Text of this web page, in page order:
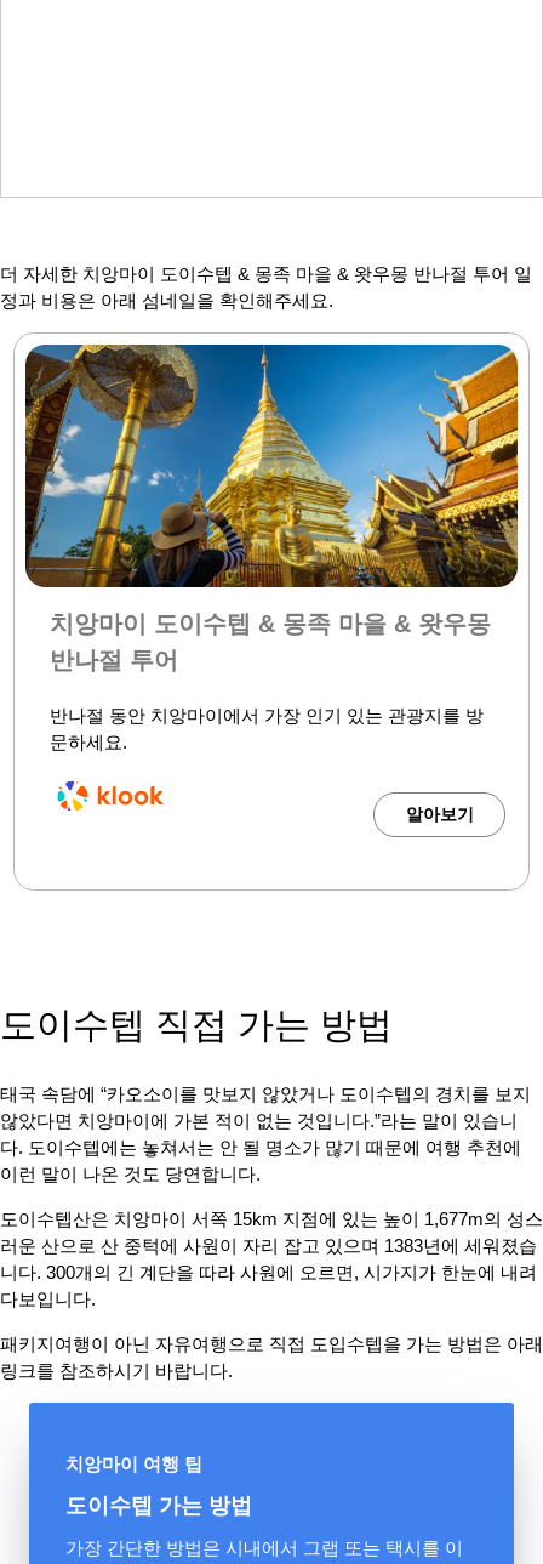
더 자세한 치앙마이 도이수텝 & 몽족 마을 & 왓우몽 반나절 투어 일
정과 비용은 아래 섬네일을 확인해주세요.
치앙마이 도이수텝 & 몽족 마을 & 왓우몽
반나절 투어
반나절 동안 치앙마이에서 가장 인기 있는 관광지를 방
문하세요.
알아보기
도이수텝 직접 가는 방법
태국 속담에 “카오소이를 맛보지 않았거나 도이수텝의 경치를 보지
않았다면 치앙마이에 가본 적이 없는 것입니다.”라는 말이 있습니
다. 도이수텝에는 놓쳐서는 안 될 명소가 많기 때문에 여행 추천에
이런 말이 나온 것도 당연합니다.
도이수텝산은 치앙마이 서쪽 15km 지점에 있는 높이 1,677m의 성스
러운 산으로 산 중턱에 사원이 자리 잡고 있으며 1383년에 세워졌습
니다. 300개의 긴 계단을 따라 사원에 오르면, 시가지가 한눈에 내려
다보입니다.
패키지여행이 아닌 자유여행으로 직접 도입수텝을 가는 방법은 아래
링크를 참조하시기 바랍니다.
치앙마이 여행 팁
도이수텝 가는 방법
가장 간단한 방법은 시내에서 그랩 또는 택시를 이